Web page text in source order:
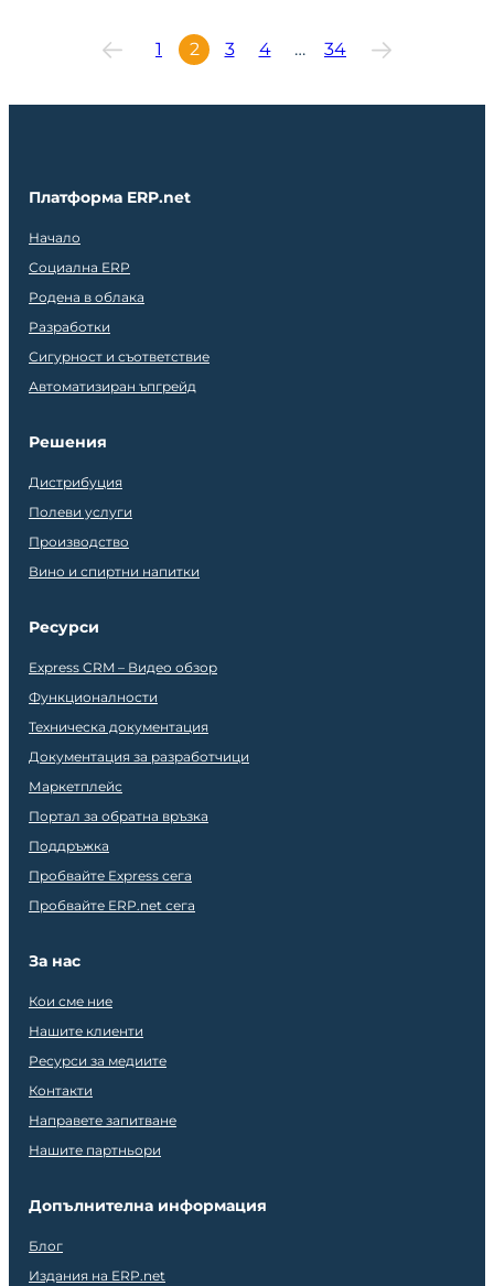
1 2 3 4 … 34
Платформа ERP.net
Начало
Социална ERP
Родена в облака
Разработки
Сигурност и съответствие
Автоматизиран ъпгрейд
Решения
Дистрибуция
Полеви услуги
Производство
Вино и спиртни напитки
Ресурси
Express CRM – Видео обзор
Функционалности
Техническа документация
Документация за разработчици
Маркетплейс
Портал за обратна връзка
Поддръжка
Пробвайте Express сега
Пробвайте ERP.net сега
За нас
Кои сме ние
Нашите клиенти
Ресурси за медиите
Контакти
Направете запитване
Нашите партньори
Допълнителна информация
Блог
Издания на ERP.net